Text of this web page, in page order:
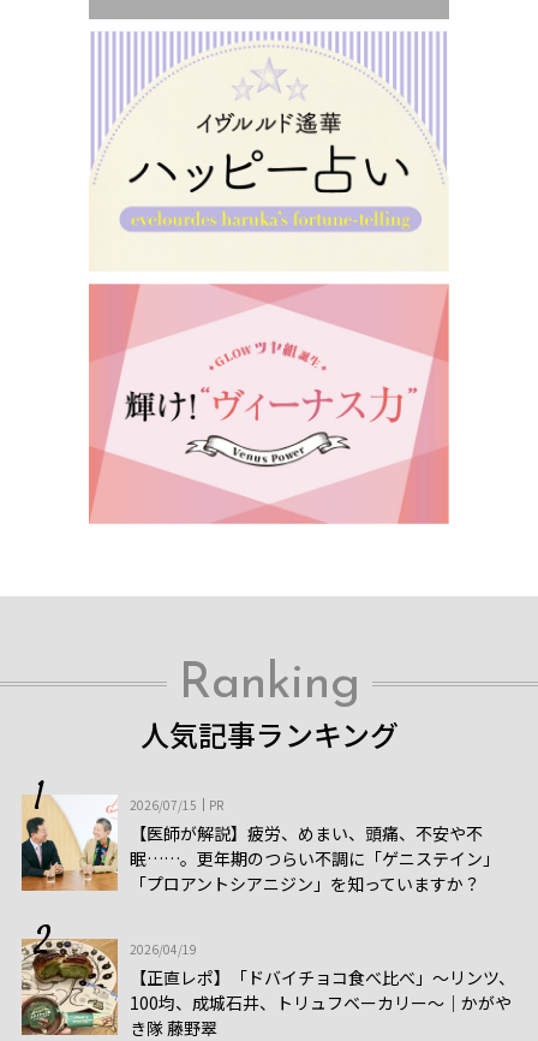
Ranking
人気記事ランキング
2026/07/15 PR
【医師が解説】疲労、めまい、頭痛、不安や不
眠……。更年期のつらい不調に「ゲニステイン」
「プロアントシアニジン」を知っていますか？
2026/04/19
【正直レポ】「ドバイチョコ食べ比べ」～リンツ、
100均、成城石井、トリュフベーカリー～｜かがや
き隊 藤野翠